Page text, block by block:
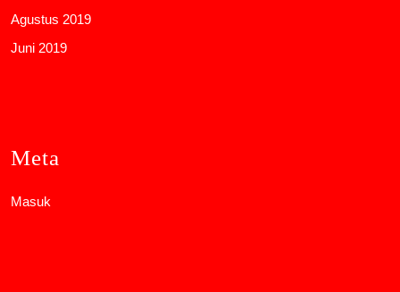
Agustus 2019
Juni 2019
Meta
Masuk